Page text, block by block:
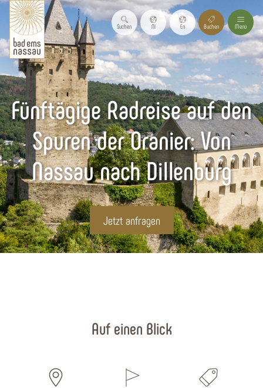
Suchen Nl En Buchen Menü
Fünftägige Radreise auf den
Spuren der Oranier: Von
Nassau nach Dillenburg
Jetzt anfragen
Auf einen Blick